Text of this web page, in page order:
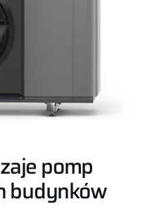
pomp
budynków